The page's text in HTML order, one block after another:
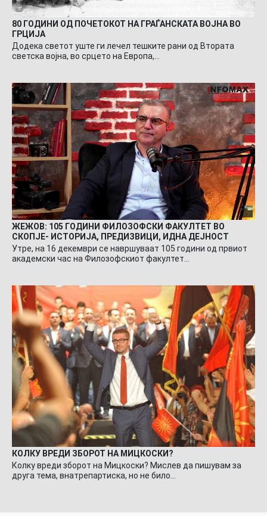
80 ГОДИНИ ОД ПОЧЕТОКОТ НА ГРАЃАНСКАТА ВОЈНА ВО
ГРЦИЈА
Додека светот уште ги лечел тешките рани од Втората
светска војна, во срцето на Европа,…
ЖЕЖОВ: 105 ГОДИНИ ФИЛОЗОФСКИ ФАКУЛТЕТ ВО
СКОПЈЕ- ИСТОРИЈА, ПРЕДИЗВИЦИ, ИДНА ДЕЈНОСТ
Утре, на 16 декември се навршуваат 105 години од првиот
академски час на Филозофскиот факултет…
КОЛКУ ВРЕДИ ЗБОРОТ НА МИЦКОСКИ?
Колку вреди зборот на Мицкоски? Мислев да пишувам за
друга тема, внатрепартиска, но не било…